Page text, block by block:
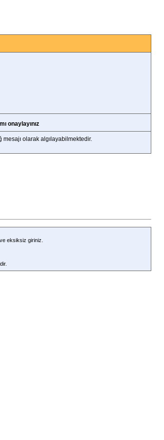
onaylayınız
mesajı olarak algılayabilmektedir.
eksiksiz giriniz.